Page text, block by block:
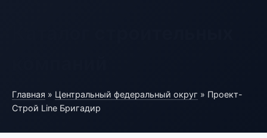
Главная » Центральный федеральный округ » Проект-
Строй Line Бригадир